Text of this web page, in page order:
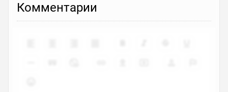
Комментарии